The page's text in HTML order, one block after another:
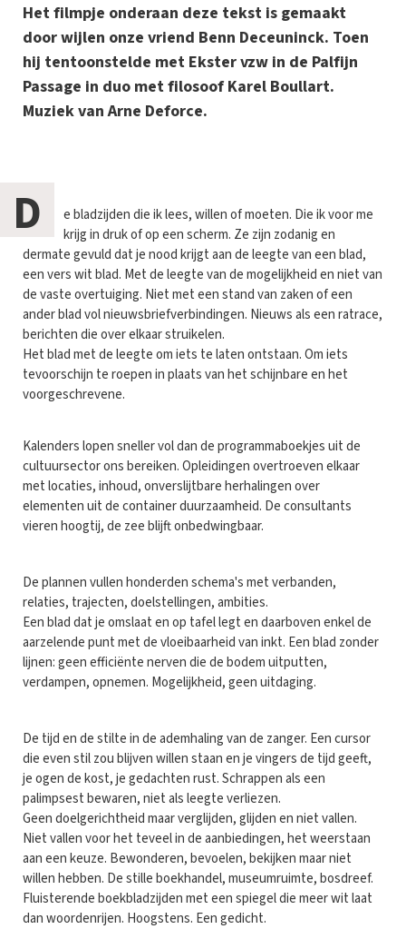
Het filmpje onderaan deze tekst is gemaakt
door wijlen onze vriend Benn Deceuninck. Toen
hij tentoonstelde met Ekster vzw in de Palfijn
Passage in duo met filosoof Karel Boullart.
Muziek van Arne Deforce.
D
e bladzijden die ik lees, willen of moeten. Die ik voor me
krijg in druk of op een scherm. Ze zijn zodanig en
dermate gevuld dat je nood krijgt aan de leegte van een blad,
een vers wit blad. Met de leegte van de mogelijkheid en niet van
de vaste overtuiging. Niet met een stand van zaken of een
ander blad vol nieuwsbriefverbindingen. Nieuws als een ratrace,
berichten die over elkaar struikelen.
Het blad met de leegte om iets te laten ontstaan. Om iets
tevoorschijn te roepen in plaats van het schijnbare en het
voorgeschrevene.
Kalenders lopen sneller vol dan de programmaboekjes uit de
cultuursector ons bereiken. Opleidingen overtroeven elkaar
met locaties, inhoud, onverslijtbare herhalingen over
elementen uit de container duurzaamheid. De consultants
vieren hoogtij, de zee blijft onbedwingbaar.
De plannen vullen honderden schema's met verbanden,
relaties, trajecten, doelstellingen, ambities.
Een blad dat je omslaat en op tafel legt en daarboven enkel de
aarzelende punt met de vloeibaarheid van inkt. Een blad zonder
lijnen: geen efficiënte nerven die de bodem uitputten,
verdampen, opnemen. Mogelijkheid, geen uitdaging.
De tijd en de stilte in de ademhaling van de zanger. Een cursor
die even stil zou blijven willen staan en je vingers de tijd geeft,
je ogen de kost, je gedachten rust. Schrappen als een
palimpsest bewaren, niet als leegte verliezen.
Geen doelgerichtheid maar verglijden, glijden en niet vallen.
Niet vallen voor het teveel in de aanbiedingen, het weerstaan
aan een keuze. Bewonderen, bevoelen, bekijken maar niet
willen hebben. De stille boekhandel, museumruimte, bosdreef.
Fluisterende boekbladzijden met een spiegel die meer wit laat
dan woordenrijen. Hoogstens. Een gedicht.